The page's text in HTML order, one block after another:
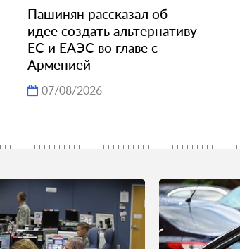
Пашинян рассказал об
идее создать альтернативу
ЕС и ЕАЭС во главе с
Арменией
07/08/2026